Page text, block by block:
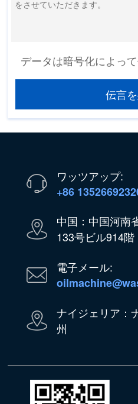
データは暗号化によって
伝言
ワッツアップ:
+86
中国：中国河南
133号ビル914階
電子メール:
ナイジェリア：
州